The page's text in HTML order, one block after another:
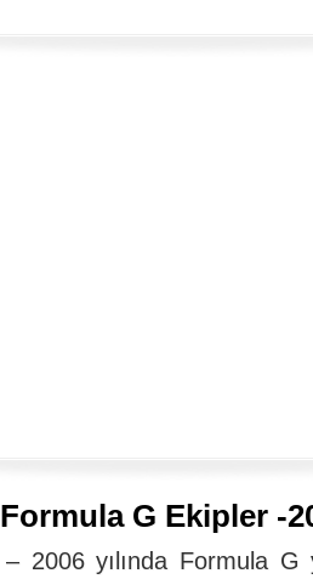
Formula G Ekipler -
– 2006 yılında Formula G